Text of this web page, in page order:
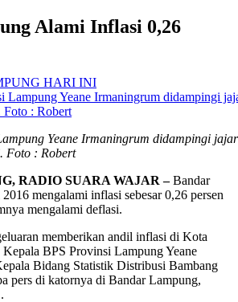
Alami Inflasi 0,26
HARI INI
Yeane Irmaningrum didampingi
Foto : Robert
RADIO SUARA WAJAR –Bandar
mengalami inflasi sebesar 0,26 persen
mengalami deflasi.
memberikan andil inflasi di Kota
BPS Provinsi Lampung Yeane
Bidang Statistik Distribusi Bambang
pers di katornya di Bandar Lampung,